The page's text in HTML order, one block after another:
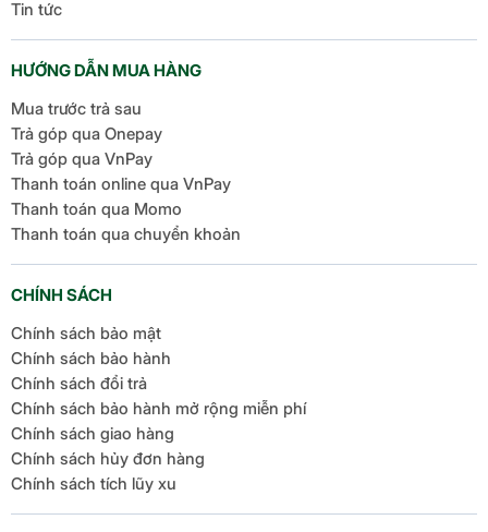
Tin tức
HƯỚNG DẪN MUA HÀNG
Mua trước trả sau
Trả góp qua Onepay
Trả góp qua VnPay
Thanh toán online qua VnPay
Thanh toán qua Momo
Thanh toán qua chuyển khoản
CHÍNH SÁCH
Chính sách bảo mật
Chính sách bảo hành
Chính sách đổi trả
Chính sách bảo hành mở rộng miễn phí
Chính sách giao hàng
Chính sách hủy đơn hàng
Chính sách tích lũy xu